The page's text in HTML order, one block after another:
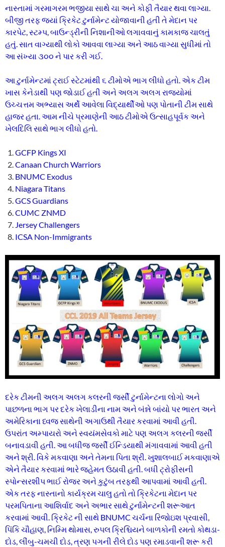
નાસ્તામાં ગરમાગરમ ભજીયા સાથે ચા અને કોફી તૈયાર થવા લાગ્યા.
બીજી તરફ જ્યાં ક્રિકેટ ટુર્નામેન્ટ યોજાવાની હતી તે મેદાન પર
કારપેટ, સ્ટમ્પ, બાઉન્ડ્રીની નિશાનીઓ લગાવવાનું કામકાજ ચાલતું
હતું. સાત વાગ્યાથી લોકો આવવા લાગ્યા અને આઠ વાગ્યા સુધીમાં તો
આ સંખ્યા ૩૦૦ ને પાર કરી ગઈ.
આ ટુર્નામેન્ટમાં ટ્રાઈ સ્ટેટમાંથી ૬ ટીમોએ ભાગ લીધો હતો. એક ટીમ
ખાસ કેનેડાથી પણ જોડાઈ હતી અને અલગ અલગ રાજ્યોમાં
ઉચ્ચત્તમ અભ્યાસ અર્થે આવેલા વિદ્યાર્થીઓ પણ પોતાની ટીમ સાથે
હાજર હતા. આમ નીચે પ્રમાણેની આઠ ટીમોએ ઉત્સાહપૂર્વક અને
ખેલદિલિ સાથે ભાગ લીધો હતો.
GCFP Kings XI
Canaan Church Warriors
BNUMC Exodus
Niagara Titans
GCS Guardians
CUMC ZNMD
Jersey Challengers
ICSA Non-Immigrants
દરેક ટીમની અલગ અલગ કલરની જર્સી ટુર્નામેન્ટના લોગો અને
પાછળના ભાગ પર દરેક ખેલાડીના નામ અને બંન્ને બાંયો પર ભારત અને
અમેરિકાના ધ્વજ સાથેની અગાઉથી તૈયાર કરવામાં આવી હતી.
ઉપરાંત અમ્પાયરો અને સ્વયંમસેવકો માટે પણ અલગ કલરની જર્સી
બનાવડાવી હતી. આ બધીજ જર્સી ઈન્ડિયાથી મંગાવવામાં આવી હતી
અને શ્રી. વિકે મકવાણા અને તેમના પિતા શ્રી. ખુશાલબાઈ મકવાણાએ
એને તૈયાર કરવામાં ભારે જહેમત ઉઠાવી હતી. બધી ટ્રોફીસની
સ્પોન્સરશીપ ભાઈ રોજર અને કુટુંબ તરફથી આપવામાં આવી હતી.
એક તરફ નાસ્તાનો કાર્યક્રમ ચાલુ હતો તો ક્રિકેટના મેદાન પર
પરમપિતાના આશિર્વાદ અને અભાર સાથે ટુર્નામેન્ટની શરૂઆત
કરવામાં આવી. ક્રિકેટ ની સાથે BNUMC ચર્ચના રિજોઇશ પ્રવાસી,
પિંકિ ચૌહાણ, નિમ્મિ થોમાસ, રુપલ ક્રિશ્ચિયને બાળકોની રમતો કોથડા-
દોડ, લીંબુ-ચમચી દોડ, ત્રણ પગની રીલે દોડ પણ રમાડવાની શરૂ કરી